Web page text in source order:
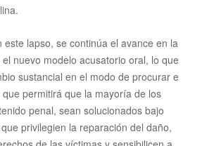
este lapso, se continúa el avance en la
nuevo modelo acusatorio oral, lo que
sustancial en el modo de procurar e
permitirá que la mayoría de los
penal, sean solucionados bajo
privilegien la reparación del daño,